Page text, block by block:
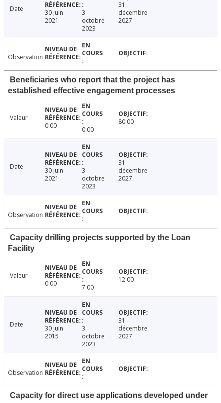
Date
30 juin
2021
3
octobre
2023
31
décembre
2027
Observation
Beneficiaries who report that the project has
established effective engagement processes
Valeur
0.00
0.00
80.00
Date
30 juin
2021
3
octobre
2023
31
décembre
2027
Observation
Capacity drilling projects supported by the Loan
Facility
Valeur
0.00
7.00
12.00
Date
30 juin
2015
3
octobre
2023
31
décembre
2027
Observation
Capacity for direct use applications developed under